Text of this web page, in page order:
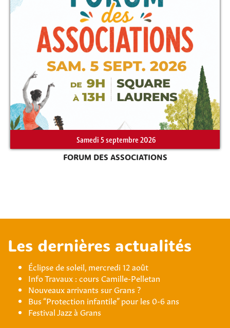
Samedi 5 septembre 2026
FORUM DES ASSOCIATIONS
Les dernières actualités
Éclipse de soleil, mercredi 12 août
Info Travaux : cours Camille-Pelletan
Nouveaux arrivants sur Grans ?
Bus “Protection infantile” pour les 0-6 ans
Festival Jazz à Grans